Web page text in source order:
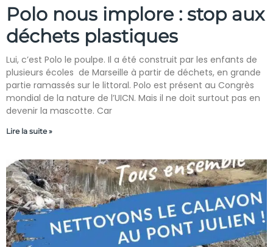
Polo nous implore : stop aux
déchets plastiques
Lui, c’est Polo le poulpe. Il a été construit par les enfants de
plusieurs écoles de Marseille à partir de déchets, en grande
partie ramassés sur le littoral. Polo est présent au Congrès
mondial de la nature de l’UICN. Mais il ne doit surtout pas en
devenir la mascotte. Car
Lire la suite »